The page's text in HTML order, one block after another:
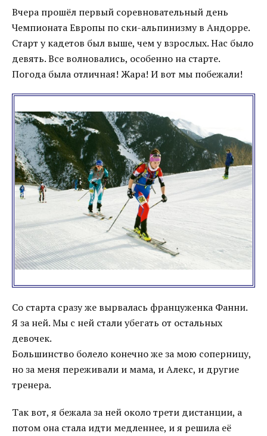
Вчера прошёл первый соревновательный день
Чемпионата Европы по ски-альпинизму в Андорре.
Старт у кадетов был выше, чем у взрослых. Нас было
девять. Все волновались, особенно на старте.
Погода была отличная! Жара! И вот мы побежали!
Со старта сразу же вырвалась француженка Фанни.
Я за ней. Мы с ней стали убегать от остальных
девочек.
Большинство болело конечно же за мою соперницу,
но за меня переживали и мама, и Алекс, и другие
тренера.
Так вот, я бежала за ней около трети дистанции, а
потом она стала идти медленнее, и я решила её